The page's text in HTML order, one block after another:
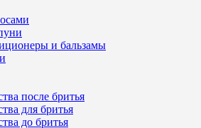
и бальзамы
после бритья
для бритья
до бритья